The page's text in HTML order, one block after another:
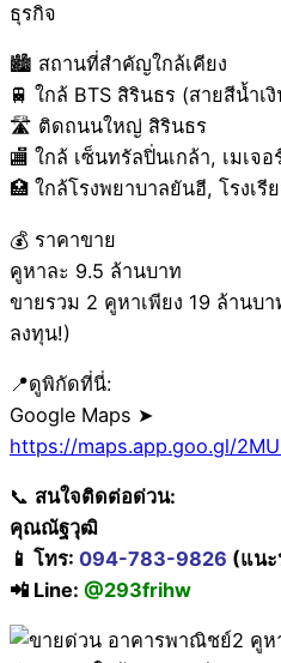
ธุรกิจ
🏙 สถานที่สำคัญใกล้เคียง
🚆 ใกล้ BTS สิรินธร (สายสีน้ำเ
🛣 ติดถนนใหญ่ สิรินธร
🏬 ใกล้ เซ็นทรัลปิ่นเกล้า, เมเจอ
🏥 ใกล้โรงพยาบาลยันฮี, โรงเ
💰 ราคาขาย
คูหาละ 9.5 ล้านบาท
ขายรวม 2 คูหาเพียง 19 ล้านบ
ลงทุน!)
📍ดูพิกัดที่นี่:
Google Maps ➤
https://maps.app.goo.gl/
📞 สนใจติดต่อด่วน:
คุณณัฐวุฒิ
📱 โทร: 094-783-9826 (แนะ
📲 Line: @293frihw